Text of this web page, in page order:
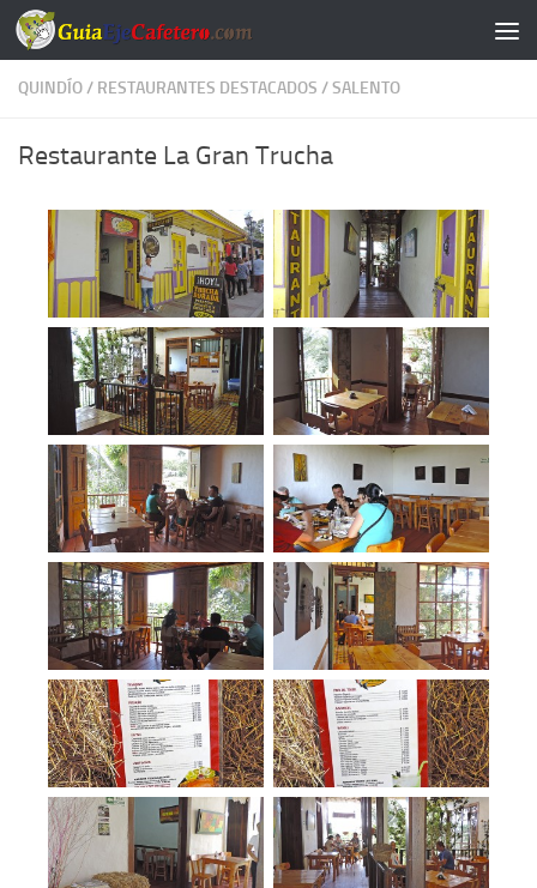
Saltar al contenido
QUINDÍO/ RESTAURANTES DESTACADOS /SALENTO
Restaurante La Gran Trucha